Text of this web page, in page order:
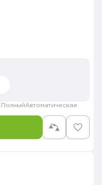
ПолныйАвтоматическая